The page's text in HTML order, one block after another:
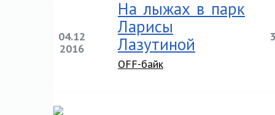
04.12
2016
На лыжах в парк
Ларисы
Лазутиной
OFF-байк
3